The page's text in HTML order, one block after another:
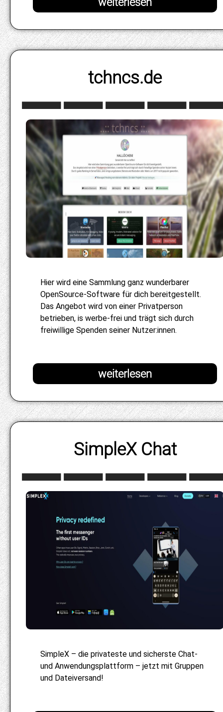
tchncs.de
Hier wird eine Sammlung ganz wunderbarer
OpenSource-Software für dich bereitgestellt.
Das Angebot wird von einer Privatperson
betrieben, is werbe-frei und trägt sich durch
freiwillige Spenden seiner Nutzer:innen.
SimpleX Chat
SimpleX – die privateste und sicherste Chat-
und Anwendungsplattform – jetzt mit Gruppen
und Dateiversand!